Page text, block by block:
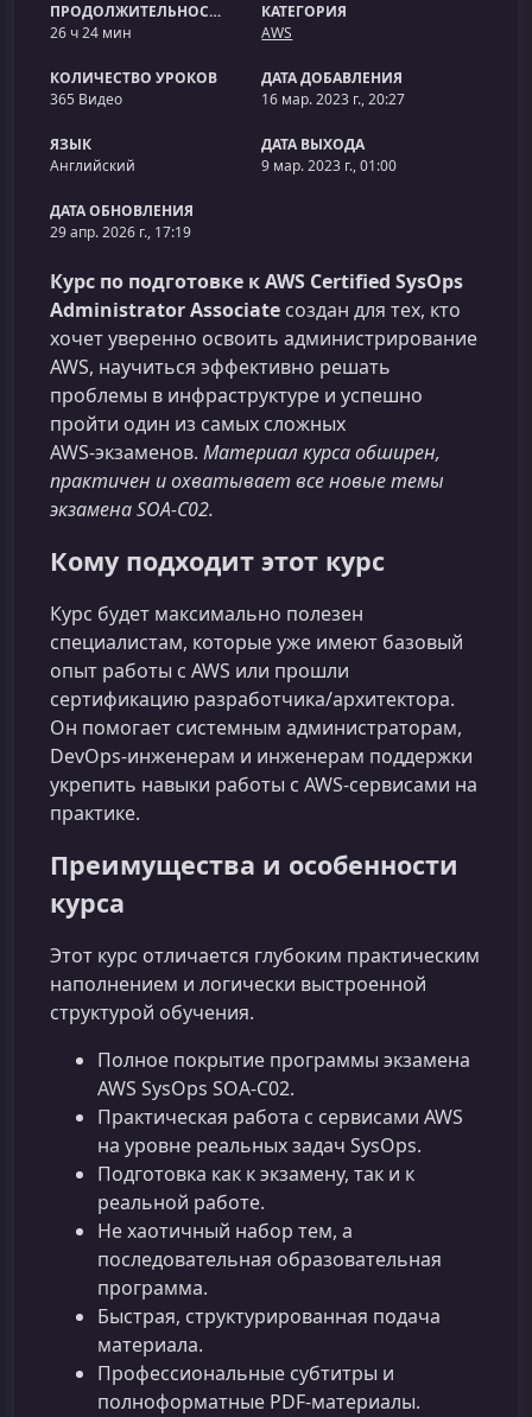
ПРОДОЛЖИТЕЛЬНОСТЬ
26 ч 24 мин
КАТЕГОРИЯ
AWS
КОЛИЧЕСТВО УРОКОВ
365 Видео
ДАТА ДОБАВЛЕНИЯ
16 мар. 2023 г., 20:27
ЯЗЫК
Английский
ДАТА ВЫХОДА
9 мар. 2023 г., 01:00
ДАТА ОБНОВЛЕНИЯ
29 апр. 2026 г., 17:19
Курс по подготовке к AWS Certified SysOps
Administrator Associate создан для тех, кто
хочет уверенно освоить администрирование
AWS, научиться эффективно решать
проблемы в инфраструктуре и успешно
пройти один из самых сложных
AWS‑экзаменов. Материал курса обширен,
практичен и охватывает все новые темы
экзамена SOA‑C02.
Кому подходит этот курс
Курс будет максимально полезен
специалистам, которые уже имеют базовый
опыт работы с AWS или прошли
сертификацию разработчика/архитектора.
Он помогает системным администраторам,
DevOps‑инженерам и инженерам поддержки
укрепить навыки работы с AWS‑сервисами на
практике.
Преимущества и особенности
курса
Этот курс отличается глубоким практическим
наполнением и логически выстроенной
структурой обучения.
Полное покрытие программы экзамена
AWS SysOps SOA‑C02.
Практическая работа с сервисами AWS
на уровне реальных задач SysOps.
Подготовка как к экзамену, так и к
реальной работе.
Не хаотичный набор тем, а
последовательная образовательная
программа.
Быстрая, структурированная подача
материала.
Профессиональные субтитры и
полноформатные PDF‑материалы.